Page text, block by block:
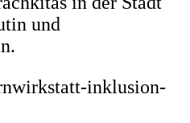
und
inklusion-